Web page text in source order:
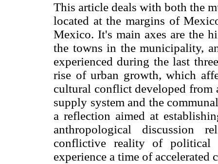
This article deals with both the
located at the margins of
Mexico. It's main axes are the
the towns in the municipality,
experienced during the last
rise of urban growth, which
cultural conflict developed from
supply system and the
a reflection aimed at
anthropological discussion
conflictive reality of
experience a time of accelerated